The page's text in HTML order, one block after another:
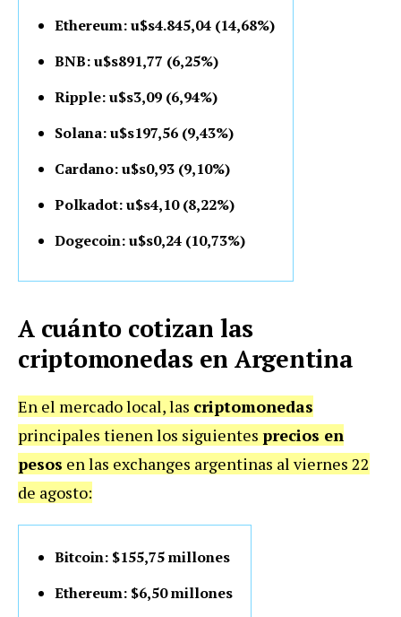
Ethereum: u$s4.845,04 (14,68%)
BNB: u$s891,77 (6,25%)
Ripple: u$s3,09 (6,94%)
Solana: u$s197,56 (9,43%)
Cardano: u$s0,93 (9,10%)
Polkadot: u$s4,10 (8,22%)
Dogecoin: u$s0,24 (10,73%)
A cuánto cotizan las
criptomonedas en Argentina
En el mercado local, las criptomonedas
principales tienen los siguientes precios en
pesos en las exchanges argentinas al viernes 22
de agosto:
Bitcoin: $155,75 millones
Ethereum: $6,50 millones